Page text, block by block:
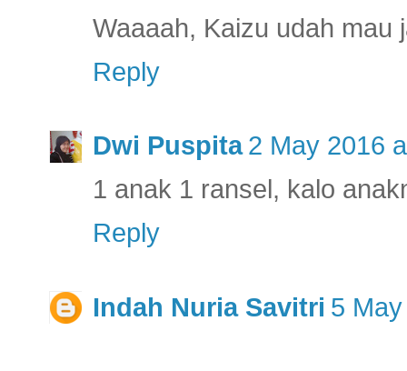
Waaaah, Kaizu udah mau
Reply
Dwi Puspita 2 May 2016
1 anak 1 ransel, kalo
Reply
Indah Nuria Savitri 5